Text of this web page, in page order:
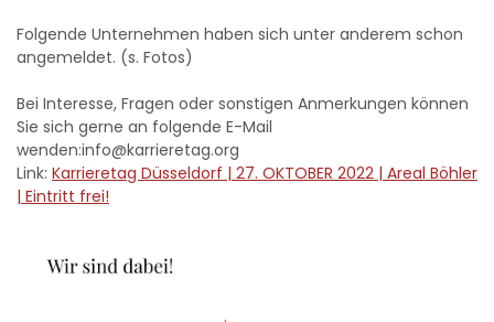
Folgende Unternehmen haben sich unter anderem schon
angemeldet. (s. Fotos)
Bei Interesse, Fragen oder sonstigen Anmerkungen können
Sie sich gerne an folgende E-Mail
wenden:info@karrieretag.org
Link: Karrieretag Düsseldorf | 27. OKTOBER 2022 | Areal Böhler
| Eintritt frei!